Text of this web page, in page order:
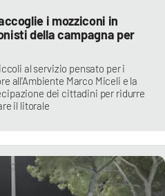
i mozziconi in
della campagna per
al servizio pensato per i
all'Ambiente Marco Miceli e la
dei cittadini per ridurre
il litorale